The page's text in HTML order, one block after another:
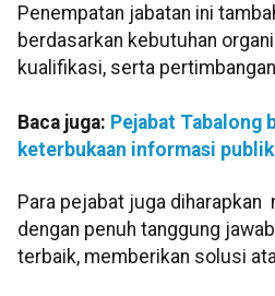
Penempatan jabatan ini
berdasarkan kebutuhan
kualifikasi, serta
Baca juga: Pejabat Tabalong
keterbukaan informasi publik
Para pejabat juga diharapkan
dengan penuh tanggung
terbaik, memberikan solusi